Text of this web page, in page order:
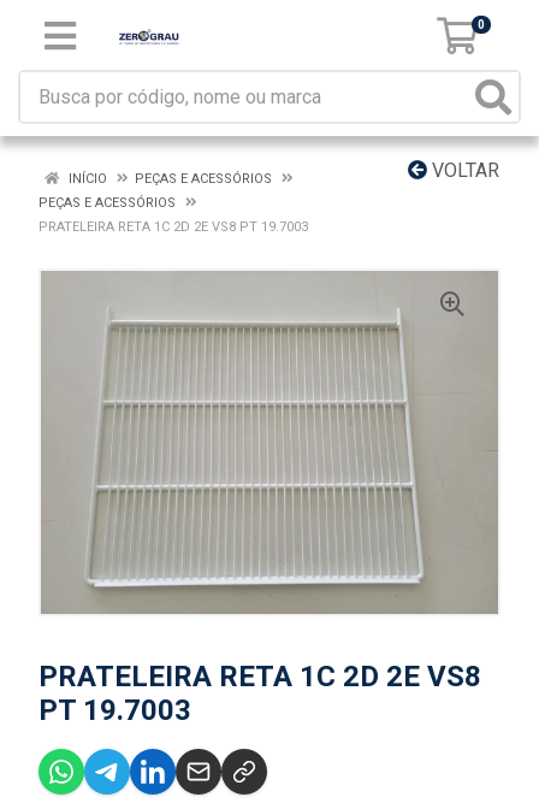
0
VOLTAR
INÍCIO
PEÇAS E ACESSÓRIOS
PEÇAS E ACESSÓRIOS
PRATELEIRA RETA 1C 2D 2E VS8 PT 19.7003
PRATELEIRA RETA 1C 2D 2E VS8
PT 19.7003